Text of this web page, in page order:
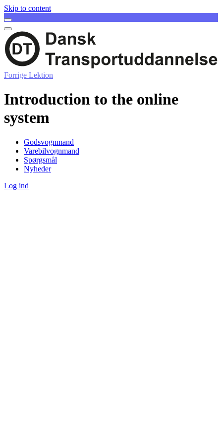
Skip to content
Forrige Lektion
Introduction to the online
system
Godsvognmand
Varebilvognmand
Spørgsmål
Nyheder
Log ind